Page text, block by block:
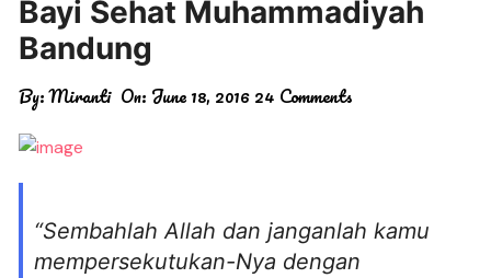
Bayi Sehat Muhammadiyah
Bandung
By:Miranti On: June 18, 201624 Comments
“Sembahlah Allah dan janganlah kamu
mempersekutukan-Nya dengan